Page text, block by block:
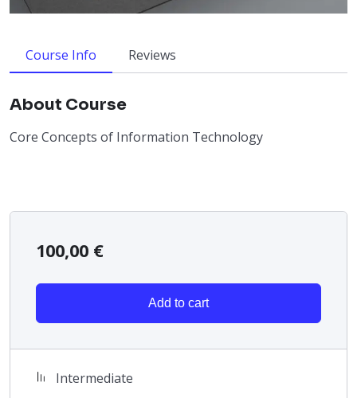
Course Info Reviews
About Course
Core Concepts of Information Technology
100,00 €
Add to cart
Intermediate